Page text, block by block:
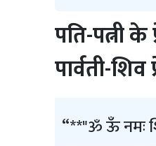
पति-पत्नी
पार्वती-शिव
**"ॐ ऊँ नमः